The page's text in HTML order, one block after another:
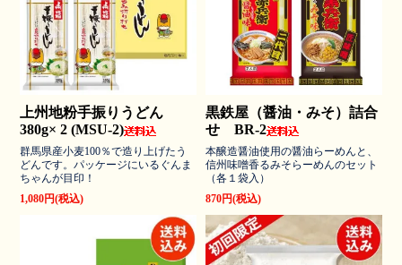
上州地粉手振りうどん
380g× 2 (MSU-2)
群馬県産小麦100％で造り上げたう
どんです。パッケージにいるぐんま
ちゃんが目印！
1,080円(税込)
黒鉄屋（醤油・みそ）詰合
せ BR-2
本醸造醤油使用の醤油らーめんと、
信州味噌香るみそらーめんのセット
（各１袋入）
870円(税込)